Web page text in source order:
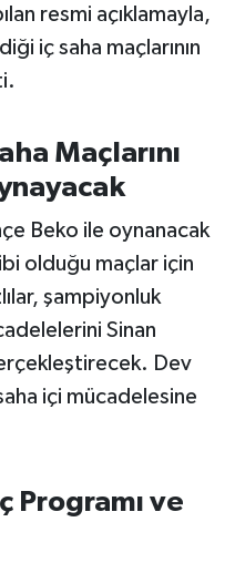
resmi açıklamayla,
iç saha maçlarının
Maçlarını
Beko ile oynanacak
olduğu maçlar için
şampiyonluk
Sinan
Dev
içi mücadelesine
Programı ve